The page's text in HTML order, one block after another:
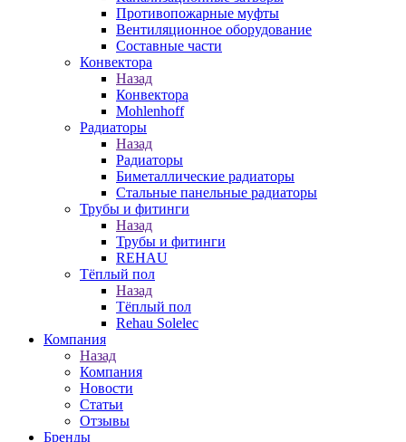
Противопожарные муфты
Вентиляционное оборудование
Составные части
Конвектора
Назад
Конвектора
Mohlenhoff
Радиаторы
Назад
Радиаторы
Биметаллические радиаторы
Стальные панельные радиаторы
Трубы и фитинги
Назад
Трубы и фитинги
REHAU
Тёплый пол
Назад
Тёплый пол
Rehau Solelec
Компания
Назад
Компания
Новости
Статьи
Отзывы
Бренды